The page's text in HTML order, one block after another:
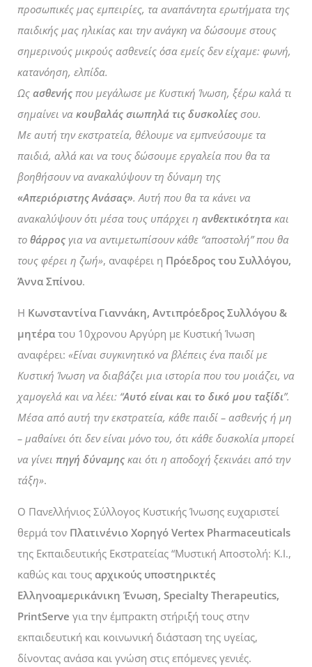
προσωπικές μας εμπειρίες, τα αναπάντητα ερωτήματα της
παιδικής μας ηλικίας και την ανάγκη να δώσουμε στους
σημερινούς μικρούς ασθενείς όσα εμείς δεν είχαμε: φωνή,
κατανόηση, ελπίδα.
Ως ασθενής που μεγάλωσε με Κυστική Ίνωση, ξέρω καλά τι
σημαίνει να κουβαλάς σιωπηλά τις δυσκολίες σου.
Με αυτή την εκστρατεία, θέλουμε να εμπνεύσουμε τα
παιδιά, αλλά και να τους δώσουμε εργαλεία που θα τα
βοηθήσουν να ανακαλύψουν τη δύναμη της
«Απεριόριστης Ανάσας». Αυτή που θα τα κάνει να
ανακαλύψουν ότι μέσα τους υπάρχει η ανθεκτικότητα και
το θάρρος για να αντιμετωπίσουν κάθε “αποστολή” που θα
τους φέρει η ζωή», αναφέρει η Πρόεδρος του Συλλόγου,
Άννα Σπίνου.
Η Κωνσταντίνα Γιαννάκη, Αντιπρόεδρος Συλλόγου &
μητέρα του 10χρονου Αργύρη με Κυστική Ίνωση
αναφέρει: «Είναι συγκινητικό να βλέπεις ένα παιδί με
Κυστική Ίνωση να διαβάζει μια ιστορία που του μοιάζει, να
χαμογελά και να λέει: “Αυτό είναι και το δικό μου ταξίδι”.
Μέσα από αυτή την εκστρατεία, κάθε παιδί – ασθενής ή μη
– μαθαίνει ότι δεν είναι μόνο του, ότι κάθε δυσκολία μπορεί
να γίνει πηγή δύναμης και ότι η αποδοχή ξεκινάει από την
τάξη».
Ο Πανελλήνιος Σύλλογος Κυστικής Ίνωσης ευχαριστεί
θερμά τον Πλατινένιο Χορηγό Vertex Pharmaceuticals
της Εκπαιδευτικής Εκστρατείας “Μυστική Αποστολή: K.I.,
καθώς και τους αρχικούς υποστηρικτές
Ελληνοαμερικάνικη Ένωση, Specialty Therapeutics,
PrintServe για την έμπρακτη στήριξή τους στην
εκπαιδευτική και κοινωνική διάσταση της υγείας,
δίνοντας ανάσα και γνώση στις επόμενες γενιές.